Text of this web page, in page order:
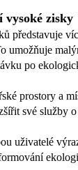
zisky
představuje
umožňuje
po
prostory a
své služby
uživatelé